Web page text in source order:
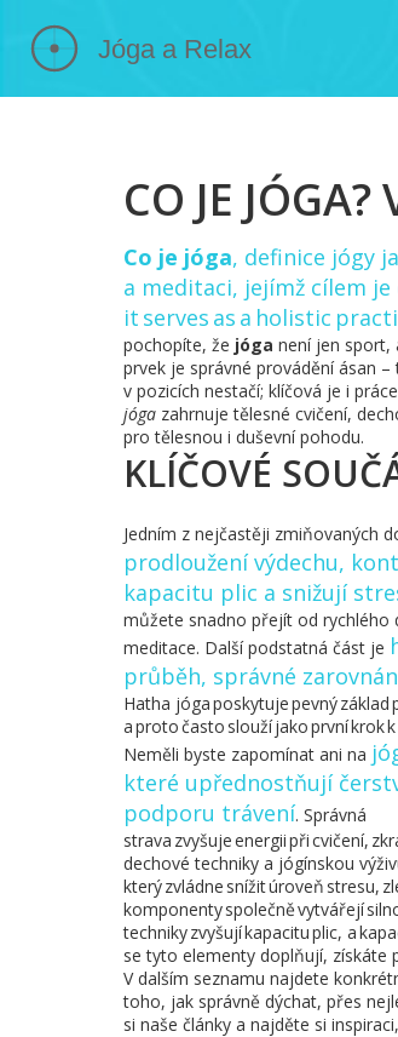
CO JE JÓGA?
Co je jóga, definice jógy
a meditaci, jejímž cílem
it serves as a holistic
pochopíte, že jóga není jen sport,
prvek je správné provádění ásan
v pozicích nestačí; klíčová je i
jóga zahrnuje tělesné cvičení,
pro tělesnou i duševní pohodu.
KLÍČOVÉ
Jedním z nejčastěji zmiňovaných
prodloužení výdechu,
kapacitu plic a snižují
můžete snadno přejít od rychlého
meditace. Další podstatná část je
průběh, správné
Hatha jóga poskytuje pevný základ
a proto často slouží jako první krok
Neměli byste zapomínat ani na
které upřednostňují
podporu trávení. Správná
strava zvyšuje energii při cvičení,
dechové techniky a jógínskou
který zvládne snížit úroveň stresu,
komponenty společně vytvářejí
techniky zvyšují kapacitu plic, a
se tyto elementy doplňují, získáte
V dalším seznamu najdete
toho, jak správně dýchat, přes
si naše články a najděte si